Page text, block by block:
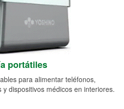
portátiles
para alimentar teléfonos,
dispositivos médicos en interiores.